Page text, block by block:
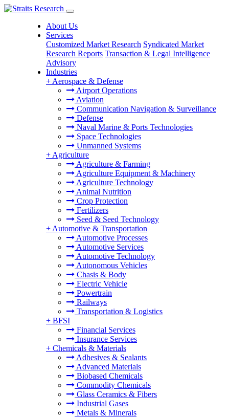
About Us
Services
Customized Market Research Syndicated Market
Research Reports Transaction & Legal Intelligence
Advisory
Industries
+ Aerospace & Defense
Airport Operations
Aviation
Communication Navigation & Surveillance
Defense
Naval Marine & Ports Technologies
Space Technologies
Unmanned Systems
+ Agriculture
Agriculture & Farming
Agriculture Equipment & Machinery
Agriculture Technology
Animal Nutrition
Crop Protection
Fertilizers
Seed & Seed Technology
+ Automotive & Transportation
Automotive Processes
Automotive Services
Automotive Technology
Autonomous Vehicles
Chasis & Body
Electric Vehicle
Powertrain
Railways
Transportation & Logistics
+ BFSI
Financial Services
Insurance Services
+ Chemicals & Materials
Adhesives & Sealants
Advanced Materials
Biobased Chemicals
Commodity Chemicals
Glass Ceramics & Fibers
Industrial Gases
Metals & Minerals